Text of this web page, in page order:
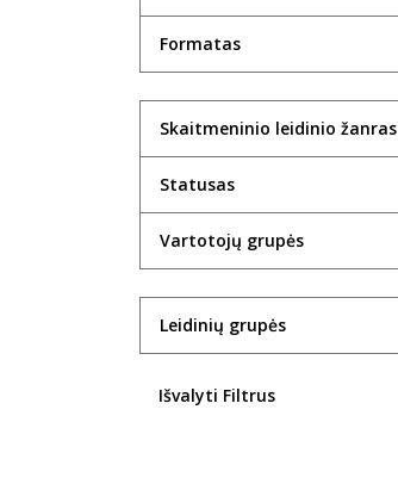
Formatas
Skaitmeninio leidinio žanras
Statusas
Vartotojų grupės
Leidinių grupės
Išvalyti Filtrus